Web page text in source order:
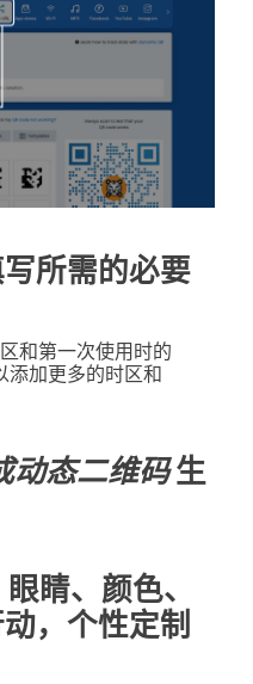
所需的必要
和第一次使用时的
添加更多的时区和
动态二维码生
睛、颜色、
，个性定制